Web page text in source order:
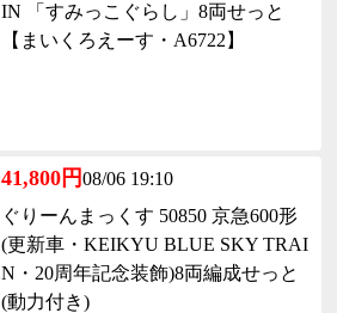
IN 「すみっこぐらし」8両せっと
【まいくろえーす・A6722】
41,800円08/06 19:10
ぐりーんまっくす 50850 京急600形
(更新車・KEIKYU BLUE SKY TRAI
N・20周年記念装飾)8両編成せっと
(動力付き)